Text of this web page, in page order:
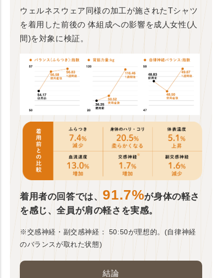
ウェルネスウェア同様の加工が施されたTシャツ
を着用した前後の 体組成への影響を成人女性(人
間)を対象に検証。
着用者の回答では、 91.7%が身体の軽さ
を感じ、全員が肩の軽さを実感。
※交感神経・副交感神経： 50:50が理想的。(自律神経
のバランスが取れた状態)
結論